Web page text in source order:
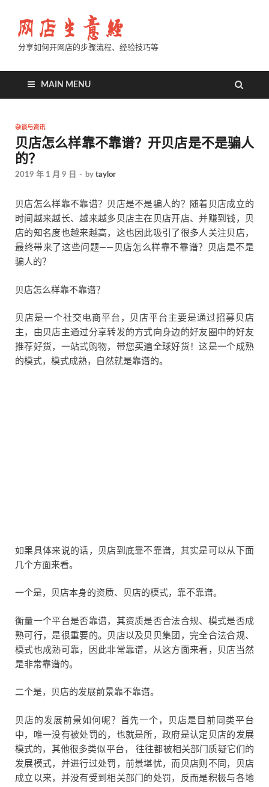
分享如何开网店的步骤流程、经验技巧等
MAIN MENU
杂谈与资讯
贝店怎么样靠不靠谱？开贝店是不是骗人
的？
2019 年 1 月 9 日 - by taylor
贝店怎么样靠不靠谱？贝店是不是骗人的？随着贝店成立的
时间越来越长、越来越多贝店主在贝店开店、并赚到钱，贝
店的知名度也越来越高，这也因此吸引了很多人关注贝店，
最终带来了这些问题——贝店怎么样靠不靠谱？贝店是不是
骗人的？
贝店怎么样靠不靠谱？
贝店是一个社交电商平台，贝店平台主要是通过招募贝店
主，由贝店主通过分享转发的方式向身边的好友圈中的好友
推荐好货，一站式购物，带您买遍全球好货！这是一个成熟
的模式，模式成熟，自然就是靠谱的。
如果具体来说的话，贝店到底靠不靠谱，其实是可以从下面
几个方面来看。
一个是，贝店本身的资质、贝店的模式，靠不靠谱。
衡量一个平台是否靠谱，其资质是否合法合规、模式是否成
熟可行，是很重要的。贝店以及贝贝集团，完全合法合规、
模式也成熟可靠，因此非常靠谱，从这方面来看，贝店当然
是非常靠谱的。
二个是，贝店的发展前景靠不靠谱。
贝店的发展前景如何呢？首先一个，贝店是目前同类平台
中，唯一没有被处罚的，也就是所，政府是认定贝店的发展
模式的，其他很多类似平台， 往往都被相关部门质疑它们的
发展模式，并进行过处罚，前景堪忧，而贝店则不同，贝店
成立以来，并没有受到相关部门的处罚，反而是积极与各地